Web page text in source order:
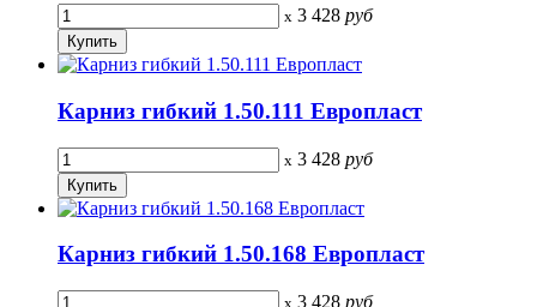
x 3 428 руб
Карниз гибкий 1.50.111 Европласт
x 3 428 руб
Карниз гибкий 1.50.168 Европласт
x 3 428 руб